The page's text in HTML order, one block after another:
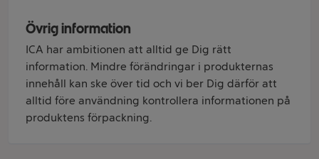
Övrig information
ICA har ambitionen att alltid ge Dig rätt
information. Mindre förändringar i produkternas
innehåll kan ske över tid och vi ber Dig därför att
alltid före användning kontrollera informationen på
produktens förpackning.